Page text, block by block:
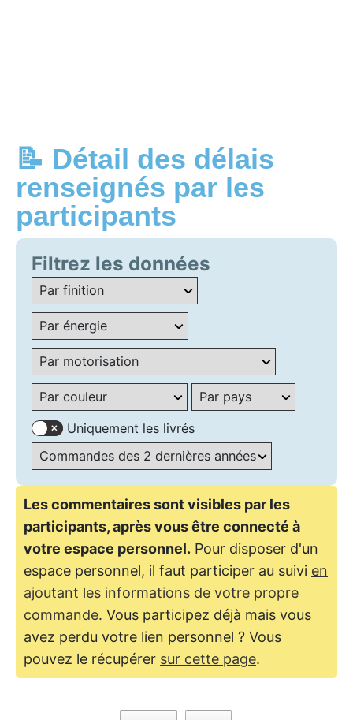
📝 Détail des délais
renseignés par les
participants
Filtrez les données
Uniquement les livrés
Les commentaires sont visibles par les
participants, après vous être connecté à
votre espace personnel. Pour disposer d'un
espace personnel, il faut participer au suivi en
ajoutant les informations de votre propre
commande. Vous participez déjà mais vous
avez perdu votre lien personnel ? Vous
pouvez le récupérer sur cette page.